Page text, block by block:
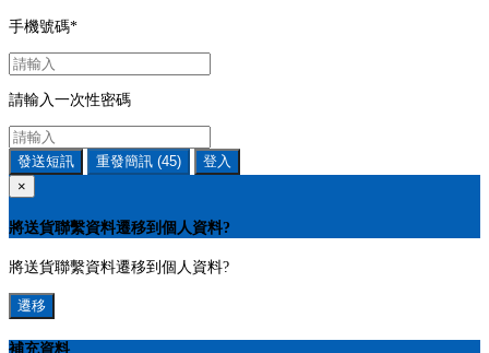
手機號碼*
請輸入一次性密碼
發送短訊 重發簡訊 (45)
登入
×
將送貨聯繫資料遷移到個人資料?
將送貨聯繫資料遷移到個人資料?
遷移
補充資料